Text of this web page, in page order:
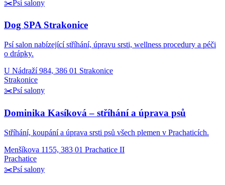
✂️Psí salony
Dog SPA Strakonice
Psí salon nabízející stříhání, úpravu srsti, wellness procedury a péči
o drápky.
U Nádraží 984, 386 01 Strakonice
Strakonice
✂️Psí salony
Dominika Kasíková – stříhání a úprava psů
Stříhání, koupání a úprava srsti psů všech plemen v Prachaticích.
Menšíkova 1155, 383 01 Prachatice II
Prachatice
✂️Psí salony